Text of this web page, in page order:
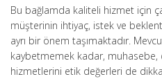
Bu bağlamda kaliteli hizmet için
müşterinin ihtiyaç, istek ve
ayrı bir önem taşımaktadır.
kaybetmemek kadar, muhasebe,
hizmetlerini etik değerleri de